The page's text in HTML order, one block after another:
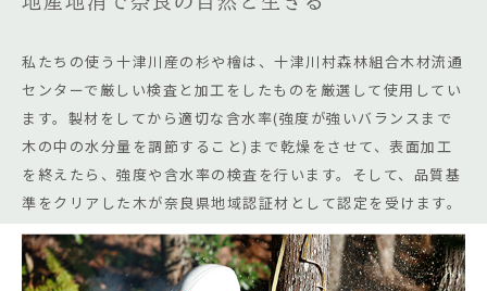
私たちの使う十津川産の杉や檜は、十津川村森林組合木材流通
センターで厳しい検査と加工をしたものを厳選して使用してい
ます。製材をしてから適切な含水率(強度が強いバランスまで
木の中の水分量を調節すること)まで乾燥をさせて、表面加工
を終えたら、強度や含水率の検査を行います。そして、品質基
準をクリアした木が奈良県地域認証材として認定を受けます。